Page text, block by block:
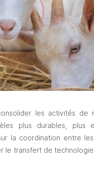
les activités de
plus durables,
la coordination entre
transfert de